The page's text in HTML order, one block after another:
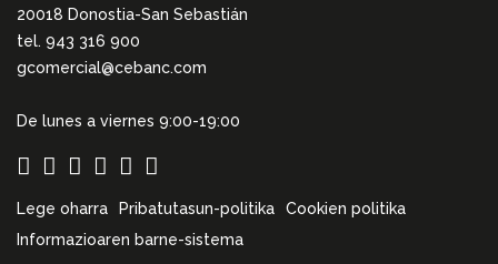
20018 Donostia-San Sebastián
tel. 943 316 900
gcomercial@cebanc.com
De lunes a viernes 9:00-19:00
Lege oharra Pribatutasun-politika
Cookien politika
Informazioaren barne-sistema